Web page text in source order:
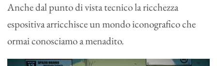
Anche dal punto di vista tecnico la ricchezza
espositiva arricchisce un mondo iconografico che
ormai conosciamo a menadito.